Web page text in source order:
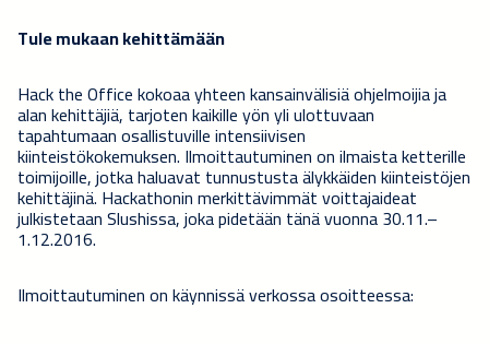
Tule mukaan kehittämään
Hack the Office kokoaa yhteen kansainvälisiä ohjelmoijia ja
alan kehittäjiä, tarjoten kaikille yön yli ulottuvaan
tapahtumaan osallistuville intensiivisen
kiinteistökokemuksen. Ilmoittautuminen on ilmaista ketterille
toimijoille, jotka haluavat tunnustusta älykkäiden kiinteistöjen
kehittäjinä. Hackathonin merkittävimmät voittajaideat
julkistetaan Slushissa, joka pidetään tänä vuonna 30.11.–
1.12.2016.
Ilmoittautuminen on käynnissä verkossa osoitteessa: